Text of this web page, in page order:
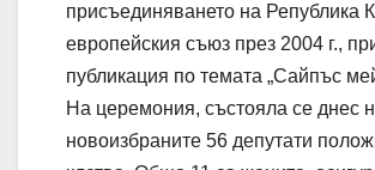
присъединяването на Република
европейския съюз през 2004 г.,
публикация по темата „Сайпъс
На церемония, състояла се днес
новоизбраните 56 депутати